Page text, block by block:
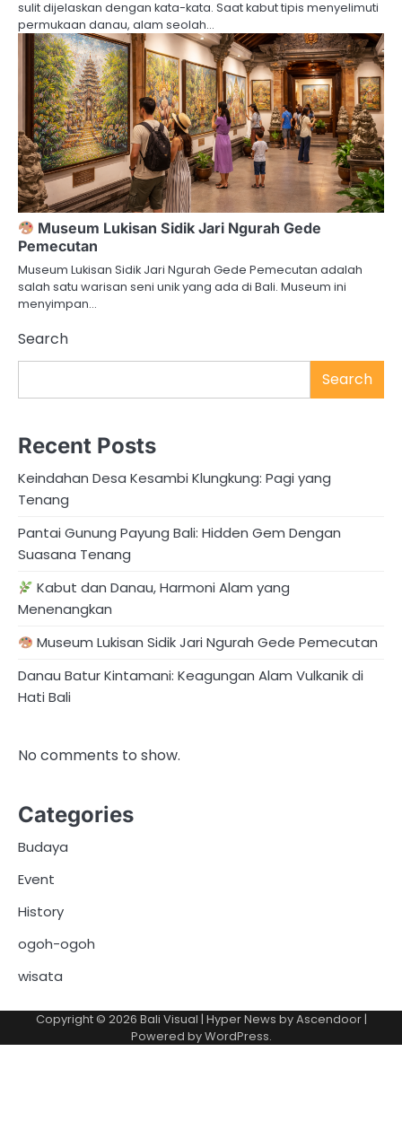
sulit dijelaskan dengan kata-kata. Saat kabut tipis menyelimuti
permukaan danau, alam seolah…
Museum Lukisan Sidik Jari Ngurah Gede
Pemecutan
Museum Lukisan Sidik Jari Ngurah Gede Pemecutan adalah
salah satu warisan seni unik yang ada di Bali. Museum ini
menyimpan…
Search
Search
Recent Posts
Keindahan Desa Kesambi Klungkung: Pagi yang
Tenang
Pantai Gunung Payung Bali: Hidden Gem Dengan
Suasana Tenang
Kabut dan Danau, Harmoni Alam yang
Menenangkan
Museum Lukisan Sidik Jari Ngurah Gede Pemecutan
Danau Batur Kintamani: Keagungan Alam Vulkanik di
Hati Bali
No comments to show.
Categories
Budaya
Event
History
ogoh-ogoh
wisata
Copyright © 2026 Bali Visual | Hyper News byAscendoor|
Powered byWordPress.